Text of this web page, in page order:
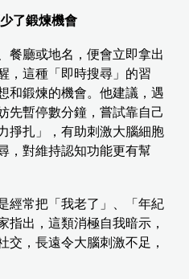
了鍛煉機會
餐廳或地名，便會立即拿出
，這種「即時搜尋」的習
和鍛煉的機會。他建議，遇
先暫停數分鐘，嘗試靠自己
掙扎」，有助刺激大腦細胞
，對維持認知功能更有幫
經常把「我老了」、「年紀
指出，這類消極自我暗示，
交，長遠令大腦刺激不足，